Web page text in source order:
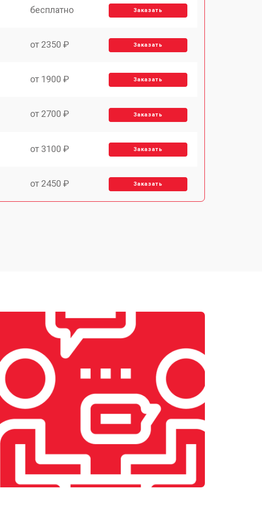
бесплатно Заказать
от 2350 ₽ Заказать
от 1900 ₽ Заказать
от 2700 ₽ Заказать
от 3100 ₽ Заказать
от 2450 ₽ Заказать
от 2400 ₽
от 2500 ₽ Заказать